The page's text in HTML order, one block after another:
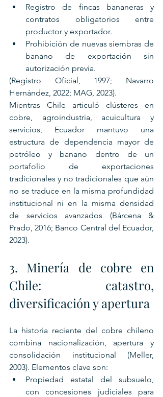
Registro de fincas bananeras y
contratos obligatorios entre
productor y exportador.
Prohibición de nuevas siembras de
banano de exportación sin
autorización previa.
(Registro Oficial, 1997; Navarro
Hernández, 2022; MAG, 2023).
Mientras Chile articuló clústeres en
cobre, agroindustria, acuicultura y
servicios, Ecuador mantuvo una
estructura de dependencia mayor de
petróleo y banano dentro de un
portafolio de exportaciones
tradicionales y no tradicionales que aún
no se traduce en la misma profundidad
institucional ni en la misma densidad
de servicios avanzados (Bárcena &
Prado, 2016; Banco Central del Ecuador,
2023).
3. Minería de cobre en
Chile: catastro,
diversificación y apertura
La historia reciente del cobre chileno
combina nacionalización, apertura y
consolidación institucional (Meller,
2003). Elementos clave son:
Propiedad estatal del subsuelo,
con concesiones judiciales para